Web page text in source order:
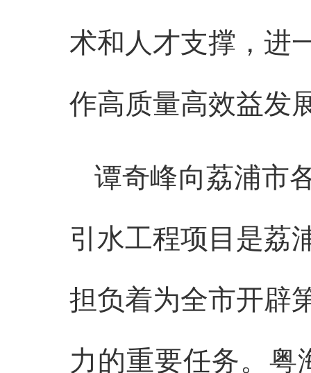
术和人才支撑，进
作高质量高效益发
谭奇峰向荔浦市
引水工程项目是荔
担负着为全市开辟
力的重要任务。粤